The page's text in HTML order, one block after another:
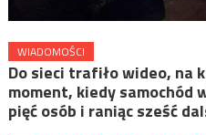
WIADOMOŚCI
Do sieci trafiło wideo, na
moment, kiedy samochód
pięć osób i raniąc sześć